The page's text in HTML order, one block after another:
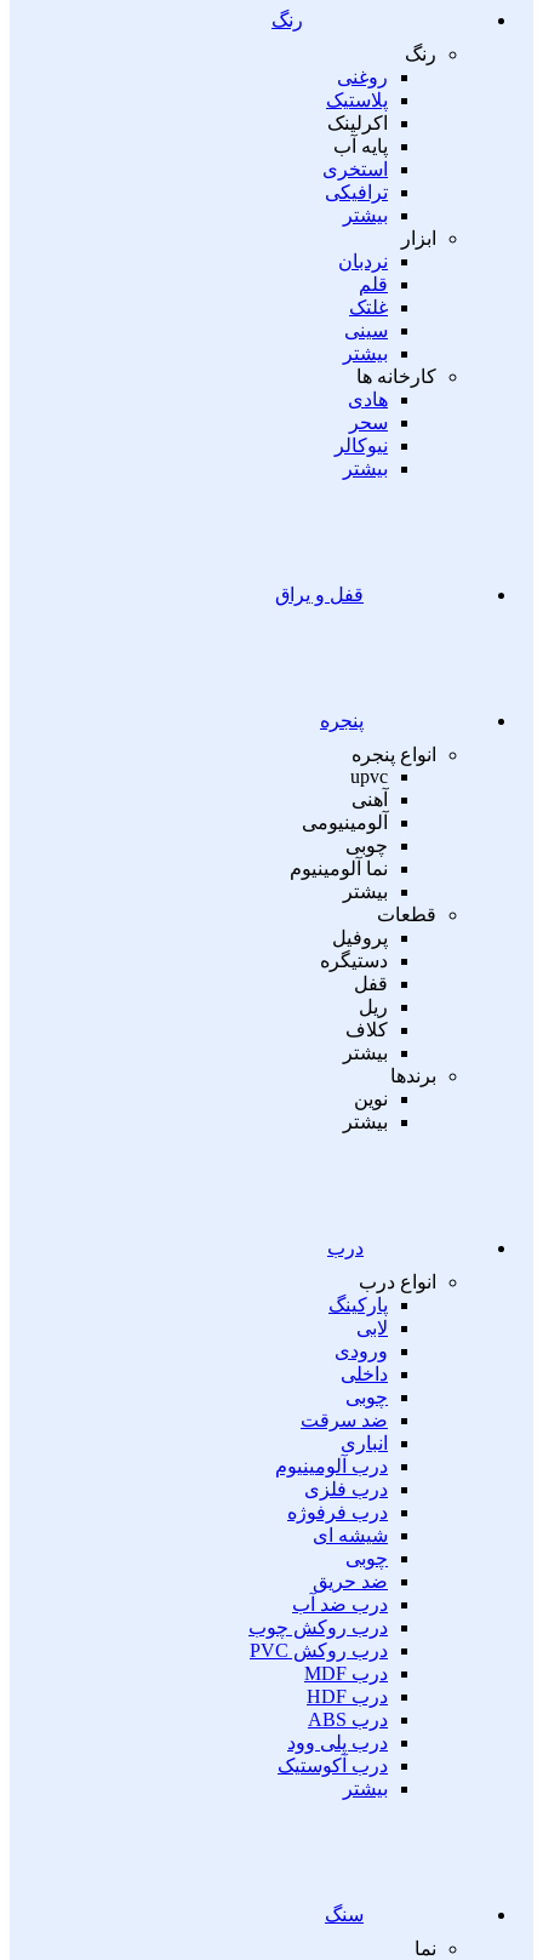
رنگ
رنگ
روغنی
پلاستیک
اکرلینک
پایه آب
استخری
ترافیکی
بیشتر
ابزار
نردبان
قلم
غلتک
سینی
بیشتر
کارخانه ها
هادی
سحر
نیوکالر
بیشتر
قفل و یراق
پنجره
انواع پنجره
upvc
آهنی
آلومینیومی
چوبی
نما آلومینیوم
بیشتر
قطعات
پروفیل
دستیگره
قفل
ریل
کلاف
بیشتر
برندها
نوین
بیشتر
درب
انواع درب
پارکینگ
لابی
ورودی
داخلی
چوبی
ضد سرقت
انباری
درب آلومینیوم
درب فلزی
درب فرفوژه
شیشه ای
چوبی
ضد حریق
درب ضد آب
درب روکش چوب
درب روکش PVC
درب MDF
درب HDF
درب ABS
درب پلی وود
درب آکوستیک
بیشتر
سنگ
نما